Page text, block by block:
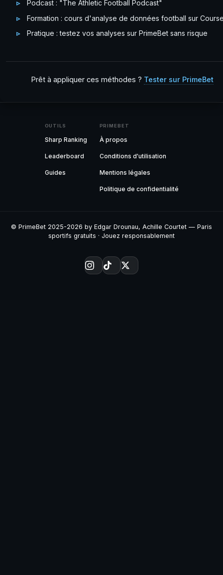
Podcast : "The Athletic Football Podcast"
Formation : cours d'analyse de données football sur
Pratique : testez vos analyses sur PrimeBet sans risque
Prêt à appliquer ces méthodes ? Tester sur PrimeBet
OUTILS
Sharp Ranking
Leaderboard
Guides
PRIMEBET
À propos
Conditions d'utilisation
Mentions légales
Politique de confidentialité
© PrimeBet 2025-2026 by Edgar Drounau, Achille Courtet — Paris
sportifs gratuits · Jouez responsablement